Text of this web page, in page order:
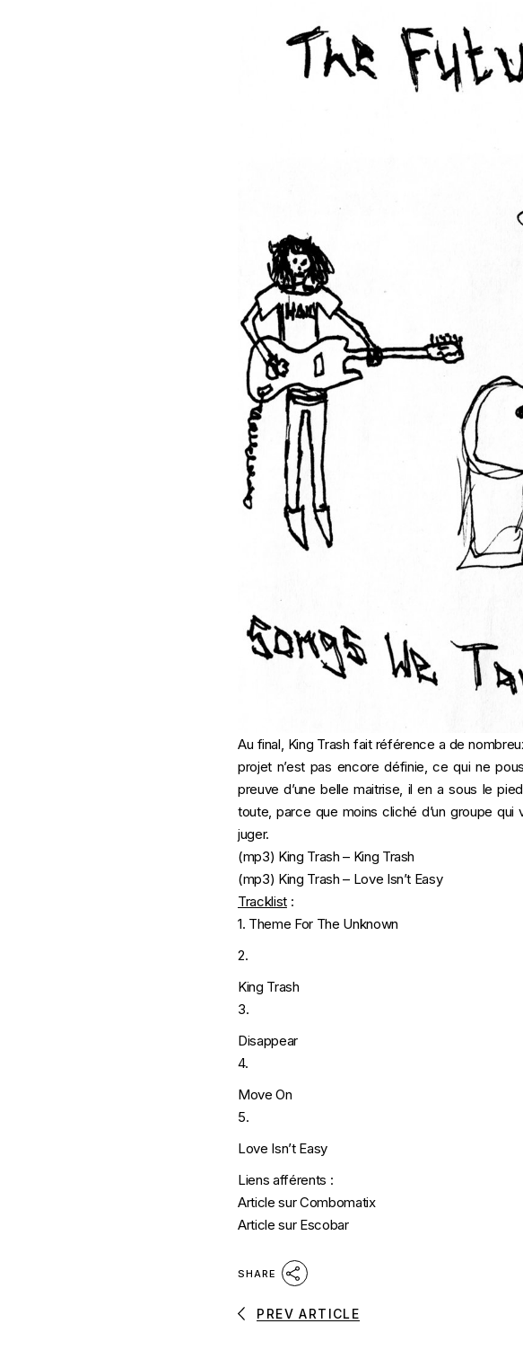
Au final, King Trash fait référence a de
projet n’est pas encore définie, ce qui ne
preuve d’une belle maitrise, il en a sous le
toute, parce que moins cliché d’un groupe
juger.
(mp3) King Trash – King Trash
(mp3) King Trash – Love Isn’t Easy
Tracklist:
1. Theme For The Unknown
2.
King Trash
3.
Disappear
4.
Move On
5.
Love Isn’t Easy
Liens afférents :
Article sur Combomatix
Article sur Escobar
SHARE
PREV ARTICLE